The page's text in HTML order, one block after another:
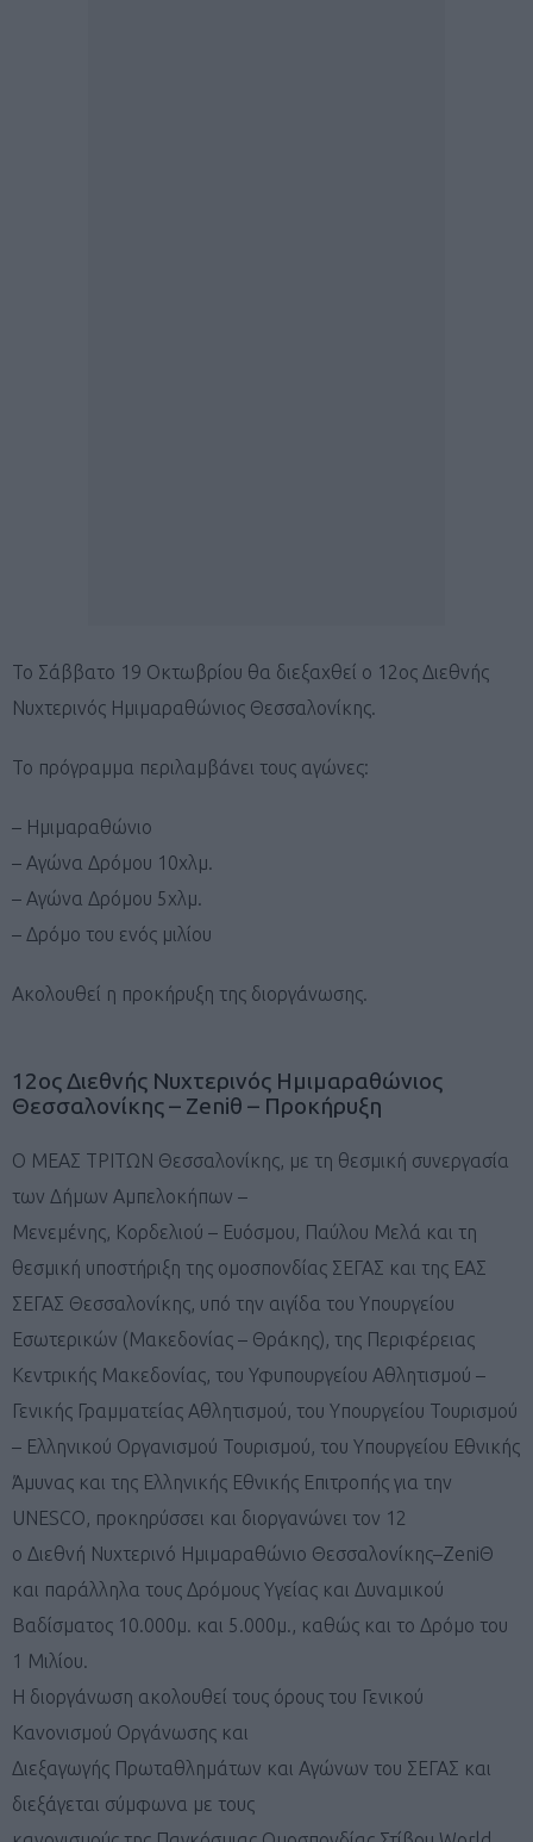
Το Σάββατο 19 Οκτωβρίου θα διεξαχθεί ο 12ος Διεθνής
Νυχτερινός Ημιμαραθώνιος Θεσσαλονίκης.
Το πρόγραμμα περιλαμβάνει τους αγώνες:
– Ημιμαραθώνιο
– Αγώνα Δρόμου 10χλμ.
– Αγώνα Δρόμου 5χλμ.
– Δρόμο του ενός μιλίου
Ακολουθεί η προκήρυξη της διοργάνωσης.
12ος Διεθνής Νυχτερινός Ημιμαραθώνιος
Θεσσαλονίκης – Zeniθ – Προκήρυξη
Ο ΜΕΑΣ ΤΡΙΤΩΝ Θεσσαλονίκης, με τη θεσμική συνεργασία
των Δήμων Αμπελοκήπων –
Μενεμένης, Κορδελιού – Ευόσμου, Παύλου Μελά και τη
θεσμική υποστήριξη της ομοσπονδίας ΣΕΓΑΣ και της ΕΑΣ
ΣΕΓΑΣ Θεσσαλονίκης, υπό την αιγίδα του Υπουργείου
Εσωτερικών (Μακεδονίας – Θράκης), της Περιφέρειας
Κεντρικής Μακεδονίας, του Υφυπουργείου Αθλητισμού –
Γενικής Γραμματείας Αθλητισμού, του Υπουργείου Τουρισμού
– Ελληνικού Οργανισμού Τουρισμού, του Υπουργείου Εθνικής
Άμυνας και της Ελληνικής Εθνικής Επιτροπής για την
UNESCO, προκηρύσσει και διοργανώνει τον 12
ο Διεθνή Νυχτερινό Ημιμαραθώνιο Θεσσαλονίκης–ZeniΘ
και παράλληλα τους Δρόμους Υγείας και Δυναμικού
Βαδίσματος 10.000μ. και 5.000μ., καθώς και το Δρόμο του
1 Μιλίου.
Η διοργάνωση ακολουθεί τους όρους του Γενικού
Κανονισμού Οργάνωσης και
Διεξαγωγής Πρωταθλημάτων και Αγώνων του ΣΕΓΑΣ και
διεξάγεται σύμφωνα με τους